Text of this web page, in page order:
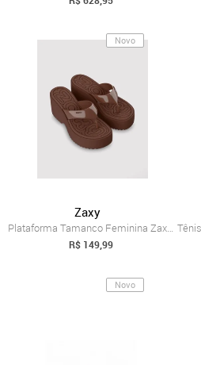
Novo
Zaxy
Plataforma Tamanco Feminina Zaxy Party Marrom
R$ 149,99
Novo